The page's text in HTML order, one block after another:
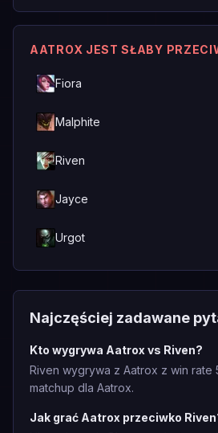
AATROX JEST SŁABY
Fiora
Malphite
Riven
Jayce
Urgot
Najczęściej zadawane
Kto wygrywa Aatrox vs Riven?
Riven wygrywa z Aatrox z win rate
matchup dla Aatrox.
Jak grać Aatrox przeciwko